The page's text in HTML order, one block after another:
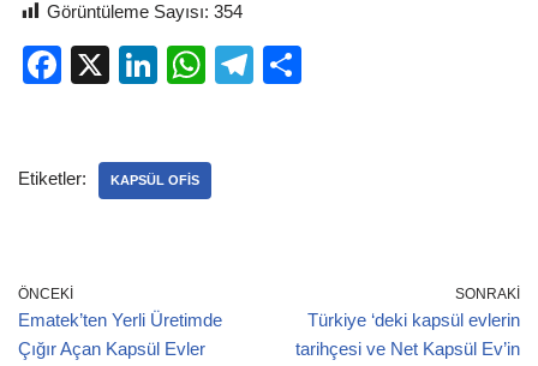
Görüntüleme Sayısı: 354
F
e
o
k
X
Li
e
W
s
T
Etiketler: KAPSÜL OFIS
ÖNCEKI
Ematek’ten Yerli Üretimde
Çığır Açan Kapsül Evler
SONRAKI
Türkiye ‘deki kapsül evlerin
tarihçesi ve Net Kapsül Ev’in